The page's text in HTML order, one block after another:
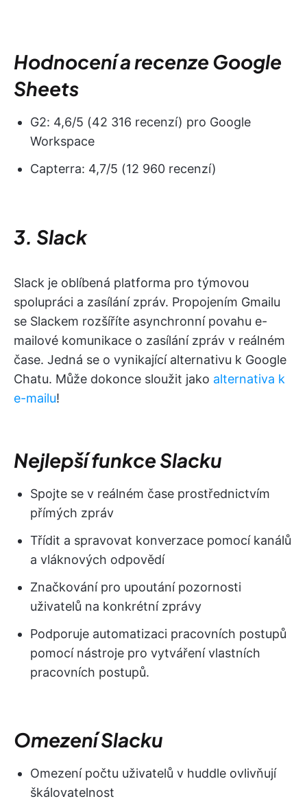
Hodnocení a recenze Google
Sheets
G2: 4,6/5 (42 316 recenzí) pro Google
Workspace
Capterra: 4,7/5 (12 960 recenzí)
3. Slack
Slack je oblíbená platforma pro týmovou
spolupráci a zasílání zpráv. Propojením Gmailu
se Slackem rozšíříte asynchronní povahu e-
mailové komunikace o zasílání zpráv v reálném
čase. Jedná se o vynikající alternativu k Google
Chatu. Může dokonce sloužit jako alternativa k
e-mailu!
Nejlepší funkce Slacku
Spojte se v reálném čase prostřednictvím
přímých zpráv
Třídit a spravovat konverzace pomocí kanálů
a vláknových odpovědí
Značkování pro upoutání pozornosti
uživatelů na konkrétní zprávy
Podporuje automatizaci pracovních postupů
pomocí nástroje pro vytváření vlastních
pracovních postupů.
Omezení Slacku
Omezení počtu uživatelů v huddle ovlivňují
škálovatelnost